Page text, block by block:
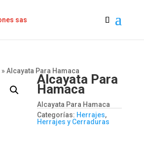
» Alcayata Para Hamaca
Alcayata Para
Hamaca
Alcayata Para Hamaca
Categorías: Herrajes,
Herrajes y Cerraduras